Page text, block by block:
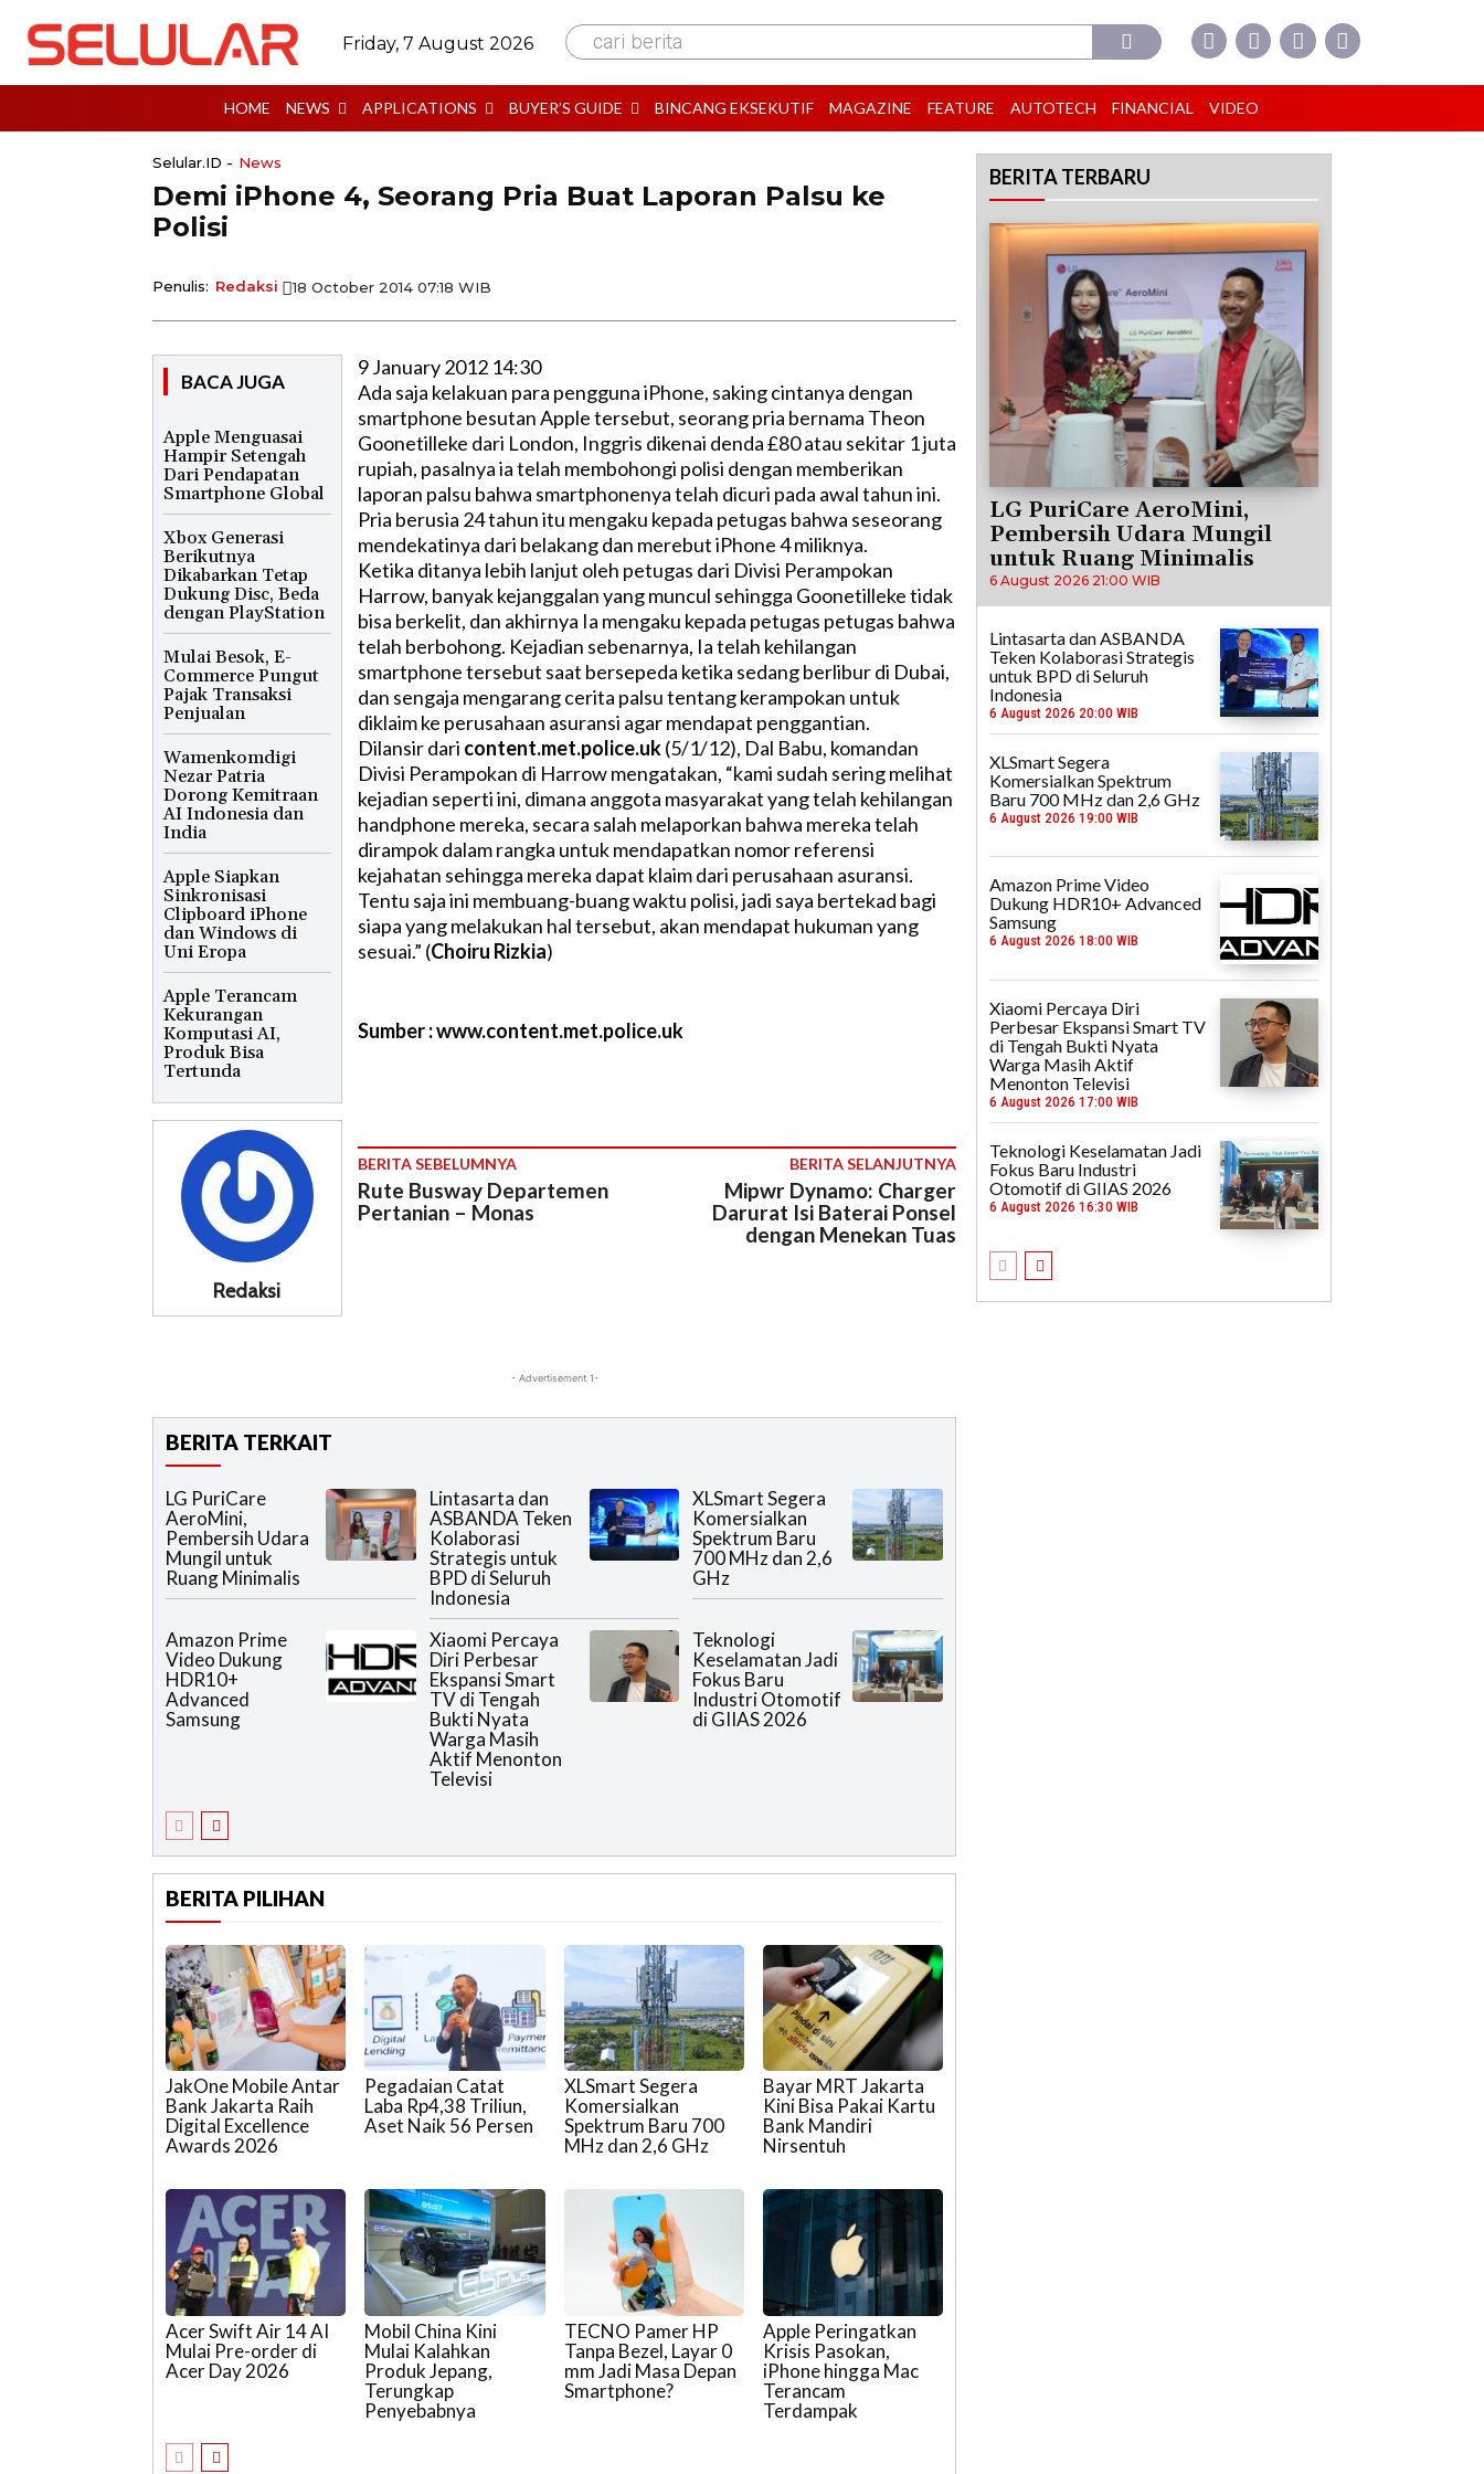
Friday, 7 August 2026 cari berita
HOME NEWS APPLICATIONS BUYER’S GUIDE BINCANG EKSEKUTIF MAGAZINE FEATURE AUTOTECH FINANCIAL VIDEO
Selular.ID - News
Demi iPhone 4, Seorang Pria Buat Laporan Palsu ke
Polisi
Penulis: Redaksi 18 October 2014 07:18 WIB
BACA JUGA
Apple Menguasai
Hampir Setengah
Dari Pendapatan
Smartphone Global
Xbox Generasi
Berikutnya
Dikabarkan Tetap
Dukung Disc, Beda
dengan PlayStation
Mulai Besok, E-
Commerce Pungut
Pajak Transaksi
Penjualan
Wamenkomdigi
Nezar Patria
Dorong Kemitraan
AI Indonesia dan
India
Apple Siapkan
Sinkronisasi
Clipboard iPhone
dan Windows di
Uni Eropa
Apple Terancam
Kekurangan
Komputasi AI,
Produk Bisa
Tertunda
Redaksi
9 January 2012 14:30
Ada saja kelakuan para pengguna iPhone, saking cintanya dengan
smartphone besutan Apple tersebut, seorang pria bernama Theon
Goonetilleke dari London, Inggris dikenai denda £80 atau sekitar 1 juta
rupiah, pasalnya ia telah membohongi polisi dengan memberikan
laporan palsu bahwa smartphonenya telah dicuri pada awal tahun ini.
Pria berusia 24 tahun itu mengaku kepada petugas bahwa seseorang
mendekatinya dari belakang dan merebut iPhone 4 miliknya.
Ketika ditanya lebih lanjut oleh petugas dari Divisi Perampokan
Harrow, banyak kejanggalan yang muncul sehingga Goonetilleke tidak
bisa berkelit, dan akhirnya Ia mengaku kepada petugas petugas bahwa
telah berbohong. Kejadian sebenarnya, Ia telah kehilangan
smartphone tersebut saat bersepeda ketika sedang berlibur di Dubai,
dan sengaja mengarang cerita palsu tentang kerampokan untuk
diklaim ke perusahaan asuransi agar mendapat penggantian.
Dilansir dari content.met.police.uk(5/1/12), Dal Babu, komandan
Divisi Perampokan di Harrow mengatakan, “kami sudah sering melihat
kejadian seperti ini, dimana anggota masyarakat yang telah kehilangan
handphone mereka, secara salah melaporkan bahwa mereka telah
dirampok dalam rangka untuk mendapatkan nomor referensi
kejahatan sehingga mereka dapat klaim dari perusahaan asuransi.
Tentu saja ini membuang-buang waktu polisi, jadi saya bertekad bagi
siapa yang melakukan hal tersebut, akan mendapat hukuman yang
sesuai.” (Choiru Rizkia)
Sumber : www.content.met.police.uk
BERITA SEBELUMNYA
Rute Busway Departemen
Pertanian – Monas
BERITA SELANJUTNYA
Mipwr Dynamo: Charger
Darurat Isi Baterai Ponsel
dengan Menekan Tuas
- Advertisement 1-
BERITA TERKAIT
LG PuriCare
AeroMini,
Pembersih Udara
Mungil untuk
Ruang Minimalis
Lintasarta dan
ASBANDA Teken
Kolaborasi
Strategis untuk
BPD di Seluruh
Indonesia
XLSmart Segera
Komersialkan
Spektrum Baru
700 MHz dan 2,6
GHz
Amazon Prime
Video Dukung
HDR10+
Advanced
Samsung
Xiaomi Percaya
Diri Perbesar
Ekspansi Smart
TV di Tengah
Bukti Nyata
Warga Masih
Aktif Menonton
Televisi
Teknologi
Keselamatan Jadi
Fokus Baru
Industri Otomotif
di GIIAS 2026
BERITA PILIHAN
JakOne Mobile Antar
Bank Jakarta Raih
Digital Excellence
Awards 2026
Pegadaian Catat
Laba Rp4,38 Triliun,
Aset Naik 56 Persen
XLSmart Segera
Komersialkan
Spektrum Baru 700
MHz dan 2,6 GHz
Bayar MRT Jakarta
Kini Bisa Pakai Kartu
Bank Mandiri
Nirsentuh
Acer Swift Air 14 AI
Mulai Pre-order di
Acer Day 2026
Mobil China Kini
Mulai Kalahkan
Produk Jepang,
Terungkap
Penyebabnya
TECNO Pamer HP
Tanpa Bezel, Layar 0
mm Jadi Masa Depan
Smartphone?
Apple Peringatkan
Krisis Pasokan,
iPhone hingga Mac
Terancam
Terdampak
BERITA TERBARU
LG PuriCare AeroMini,
Pembersih Udara Mungil
untuk Ruang Minimalis
6 August 2026 21:00 WIB
Lintasarta dan ASBANDA
Teken Kolaborasi Strategis
untuk BPD di Seluruh
Indonesia
6 August 2026 20:00 WIB
XLSmart Segera
Komersialkan Spektrum
Baru 700 MHz dan 2,6 GHz
6 August 2026 19:00 WIB
Amazon Prime Video
Dukung HDR10+ Advanced
Samsung
6 August 2026 18:00 WIB
Xiaomi Percaya Diri
Perbesar Ekspansi Smart TV
di Tengah Bukti Nyata
Warga Masih Aktif
Menonton Televisi
6 August 2026 17:00 WIB
Teknologi Keselamatan Jadi
Fokus Baru Industri
Otomotif di GIIAS 2026
6 August 2026 16:30 WIB